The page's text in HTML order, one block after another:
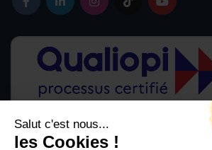
Salut c'est nous...
les Cookies !
La certification qualité a été délivrée au titre